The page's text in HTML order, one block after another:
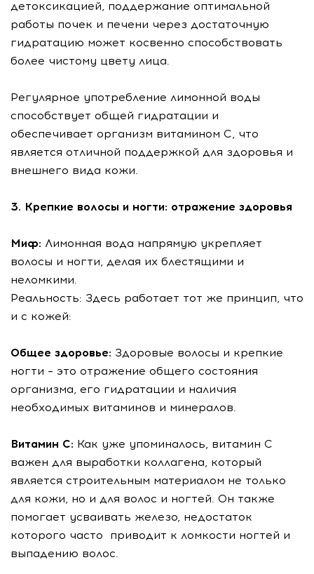
детоксикацией, поддержание оптимальной
работы почек и печени через достаточную
гидратацию может косвенно способствовать
более чистому цвету лица.
Регулярное употребление лимонной воды
способствует общей гидратации и
обеспечивает организм витамином С, что
является отличной поддержкой для здоровья и
внешнего вида кожи.
3. Крепкие волосы и ногти: отражение здоровья
Миф: Лимонная вода напрямую укрепляет
волосы и ногти, делая их блестящими и
неломкими.
Реальность: Здесь работает тот же принцип, что
и с кожей:
Общее здоровье: Здоровые волосы и крепкие
ногти – это отражение общего состояния
организма, его гидратации и наличия
необходимых витаминов и минералов.
Витамин С: Как уже упоминалось, витамин С
важен для выработки коллагена, который
является строительным материалом не только
для кожи, но и для волос и ногтей. Он также
помогает усваивать железо, недостаток
которого часто приводит к ломкости ногтей и
выпадению волос.